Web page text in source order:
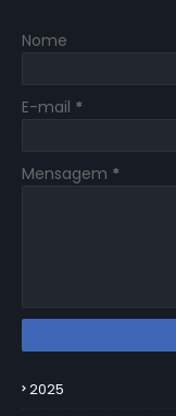
Nome
E-mail *
Mensagem *
2025